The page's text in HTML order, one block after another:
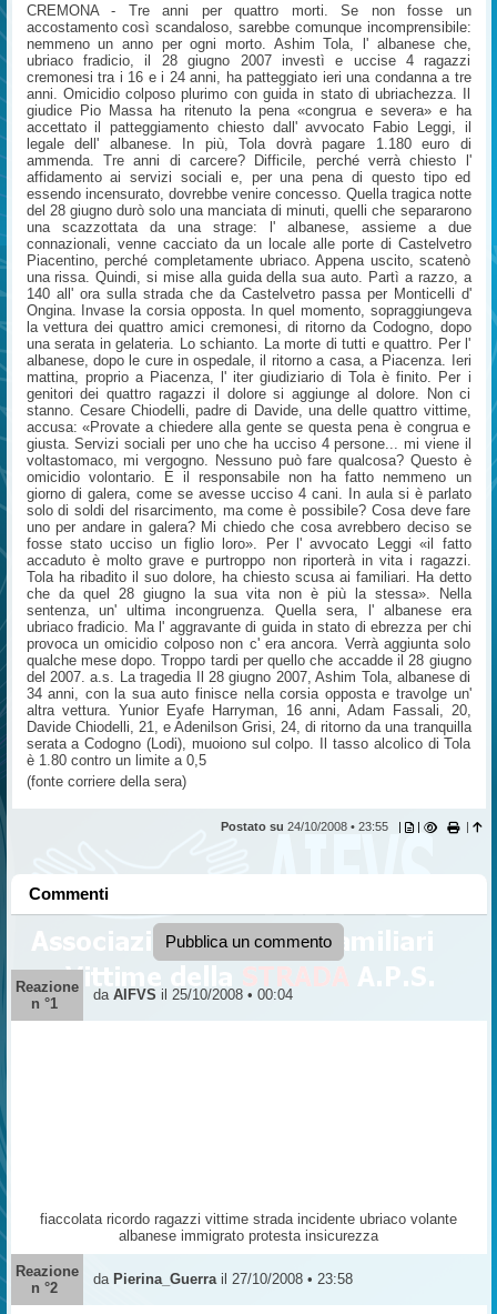
CREMONA - Tre anni per quattro morti. Se non fosse un
accostamento così scandaloso, sarebbe comunque incomprensibile:
nemmeno un anno per ogni morto. Ashim Tola, l' albanese che,
ubriaco fradicio, il 28 giugno 2007 investì e uccise 4 ragazzi
cremonesi tra i 16 e i 24 anni, ha patteggiato ieri una condanna a tre
anni. Omicidio colposo plurimo con guida in stato di ubriachezza. Il
giudice Pio Massa ha ritenuto la pena «congrua e severa» e ha
accettato il patteggiamento chiesto dall' avvocato Fabio Leggi, il
legale dell' albanese. In più, Tola dovrà pagare 1.180 euro di
ammenda. Tre anni di carcere? Difficile, perché verrà chiesto l'
affidamento ai servizi sociali e, per una pena di questo tipo ed
essendo incensurato, dovrebbe venire concesso. Quella tragica notte
del 28 giugno durò solo una manciata di minuti, quelli che separarono
una scazzottata da una strage: l' albanese, assieme a due
connazionali, venne cacciato da un locale alle porte di Castelvetro
Piacentino, perché completamente ubriaco. Appena uscito, scatenò
una rissa. Quindi, si mise alla guida della sua auto. Partì a razzo, a
140 all' ora sulla strada che da Castelvetro passa per Monticelli d'
Ongina. Invase la corsia opposta. In quel momento, sopraggiungeva
la vettura dei quattro amici cremonesi, di ritorno da Codogno, dopo
una serata in gelateria. Lo schianto. La morte di tutti e quattro. Per l'
albanese, dopo le cure in ospedale, il ritorno a casa, a Piacenza. Ieri
mattina, proprio a Piacenza, l' iter giudiziario di Tola è finito. Per i
genitori dei quattro ragazzi il dolore si aggiunge al dolore. Non ci
stanno. Cesare Chiodelli, padre di Davide, una delle quattro vittime,
accusa: «Provate a chiedere alla gente se questa pena è congrua e
giusta. Servizi sociali per uno che ha ucciso 4 persone... mi viene il
voltastomaco, mi vergogno. Nessuno può fare qualcosa? Questo è
omicidio volontario. E il responsabile non ha fatto nemmeno un
giorno di galera, come se avesse ucciso 4 cani. In aula si è parlato
solo di soldi del risarcimento, ma come è possibile? Cosa deve fare
uno per andare in galera? Mi chiedo che cosa avrebbero deciso se
fosse stato ucciso un figlio loro». Per l' avvocato Leggi «il fatto
accaduto è molto grave e purtroppo non riporterà in vita i ragazzi.
Tola ha ribadito il suo dolore, ha chiesto scusa ai familiari. Ha detto
che da quel 28 giugno la sua vita non è più la stessa». Nella
sentenza, un' ultima incongruenza. Quella sera, l' albanese era
ubriaco fradicio. Ma l' aggravante di guida in stato di ebrezza per chi
provoca un omicidio colposo non c' era ancora. Verrà aggiunta solo
qualche mese dopo. Troppo tardi per quello che accadde il 28 giugno
del 2007. a.s. La tragedia Il 28 giugno 2007, Ashim Tola, albanese di
34 anni, con la sua auto finisce nella corsia opposta e travolge un'
altra vettura. Yunior Eyafe Harryman, 16 anni, Adam Fassali, 20,
Davide Chiodelli, 21, e Adenilson Grisi, 24, di ritorno da una tranquilla
serata a Codogno (Lodi), muoiono sul colpo. Il tasso alcolico di Tola
è 1.80 contro un limite a 0,5
(fonte corriere della sera)
Postato su 24/10/2008 • 23:55 | | |
Commenti
Pubblica un commento
Reazione
n °1
da AIFVS il 25/10/2008 • 00:04
fiaccolata ricordo ragazzi vittime strada incidente ubriaco volante
albanese immigrato protesta insicurezza
Reazione
n °2
da Pierina_Guerrail 27/10/2008 • 23:58